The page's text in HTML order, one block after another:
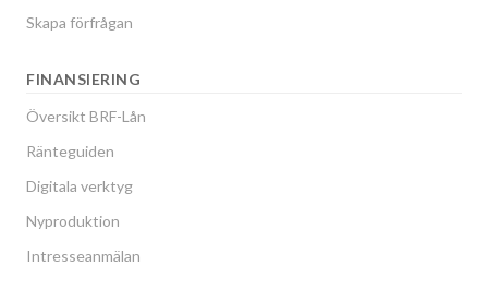
Skapa förfrågan
FINANSIERING
Översikt BRF-Lån
Ränteguiden
Digitala verktyg
Nyproduktion
Intresseanmälan